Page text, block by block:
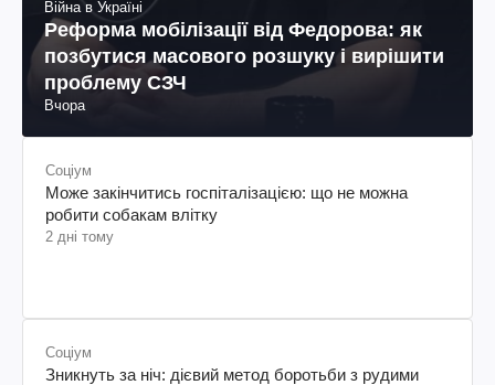
Війна в Україні
Реформа мобілізації від Федорова: як
позбутися масового розшуку і вирішити
проблему СЗЧ
Вчора
Соціум
Може закінчитись госпіталізацією: що не можна
робити собакам влітку
2 дні тому
Соціум
Зникнуть за ніч: дієвий метод боротьби з рудими